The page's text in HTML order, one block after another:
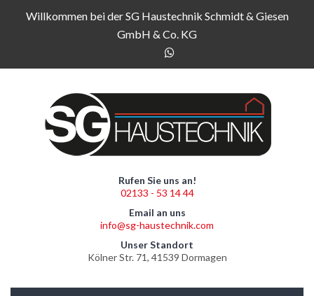
Willkommen bei der SG Haustechnik Schmidt & Giesen
GmbH & Co. KG
Rufen Sie uns an!
02133 - 53 14 44
Email an uns
info@sg-haustechnik.com
Unser Standort
Kölner Str. 71, 41539 Dormagen